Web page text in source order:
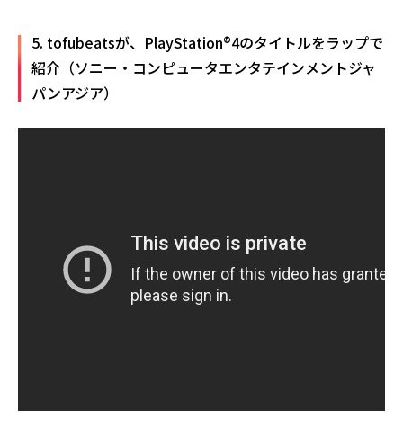
5. tofubeatsが、PlayStation®4のタイトルをラップで
紹介（ソニー・コンピュータエンタテインメントジャ
パンアジア）